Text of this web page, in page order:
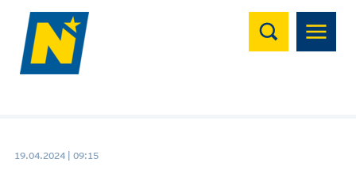
Suchen
19.04.2024 | 09:15